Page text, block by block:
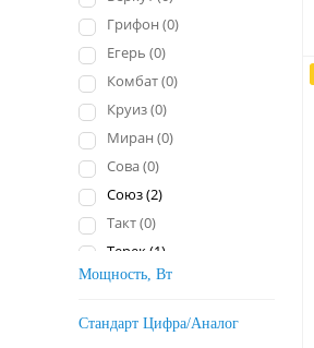
Грифон (0)
Егерь (0)
Комбат (0)
Круиз (0)
Миран (0)
Сова (0)
Союз (2)
Такт (0)
Терек (1)
Шеврон (0
Ястреб (
0)
Мощность, Вт
Стандарт Цифра/Аналог